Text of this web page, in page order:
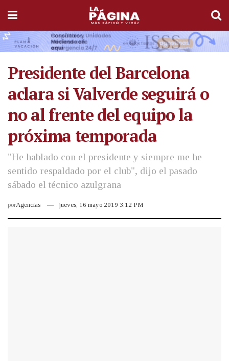
Presidente del Barcelona
aclara si Valverde seguirá o
no al frente del equipo la
próxima temporada
"He hablado con el presidente y siempre me he
sentido respaldado por el club", dijo el pasado
sábado el técnico azulgrana
porAgencias jueves, 16 mayo 2019 3:12 PM